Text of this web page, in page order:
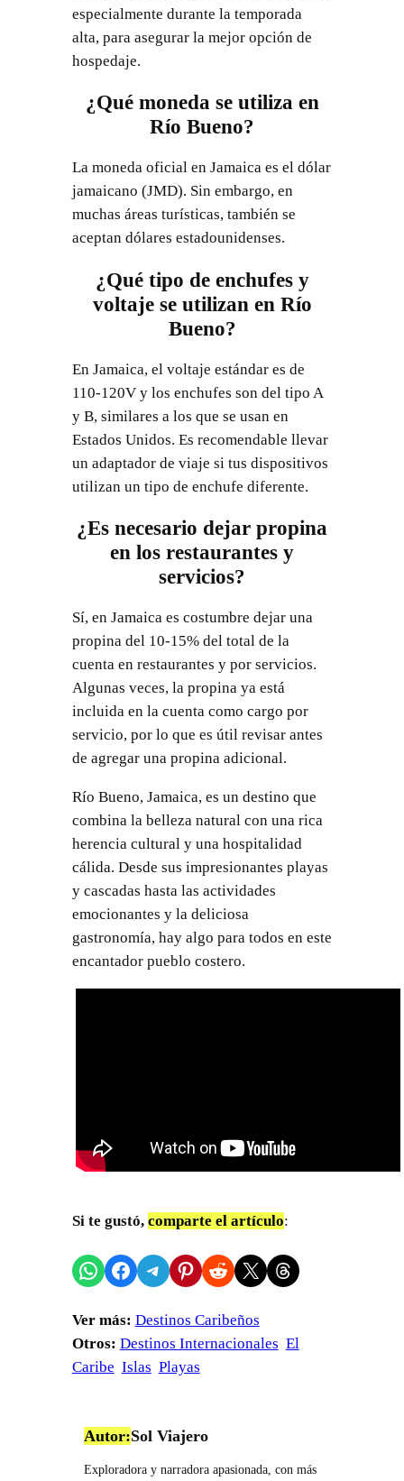
especialmente durante la temporada
alta, para asegurar la mejor opción de
hospedaje.
¿Qué moneda se utiliza en
Río Bueno?
La moneda oficial en Jamaica es el dólar
jamaicano (JMD). Sin embargo, en
muchas áreas turísticas, también se
aceptan dólares estadounidenses.
¿Qué tipo de enchufes y
voltaje se utilizan en Río
Bueno?
En Jamaica, el voltaje estándar es de
110-120V y los enchufes son del tipo A
y B, similares a los que se usan en
Estados Unidos. Es recomendable llevar
un adaptador de viaje si tus dispositivos
utilizan un tipo de enchufe diferente.
¿Es necesario dejar propina
en los restaurantes y
servicios?
Sí, en Jamaica es costumbre dejar una
propina del 10-15% del total de la
cuenta en restaurantes y por servicios.
Algunas veces, la propina ya está
incluida en la cuenta como cargo por
servicio, por lo que es útil revisar antes
de agregar una propina adicional.
Río Bueno, Jamaica, es un destino que
combina la belleza natural con una rica
herencia cultural y una hospitalidad
cálida. Desde sus impresionantes playas
y cascadas hasta las actividades
emocionantes y la deliciosa
gastronomía, hay algo para todos en este
encantador pueblo costero.
Si te gustó, comparte el artículo:
Compartir en WhatsApp
Compartir en Facebook
Compartir en Telegram
Compartir en Pinterest
Compartir en Reddit
Compartir en X Share on Threads
Ver más: Destinos Caribeños
Otros: Destinos Internacionales El
Caribe Islas Playas
Autor:Sol Viajero
Exploradora y narradora apasionada, con más